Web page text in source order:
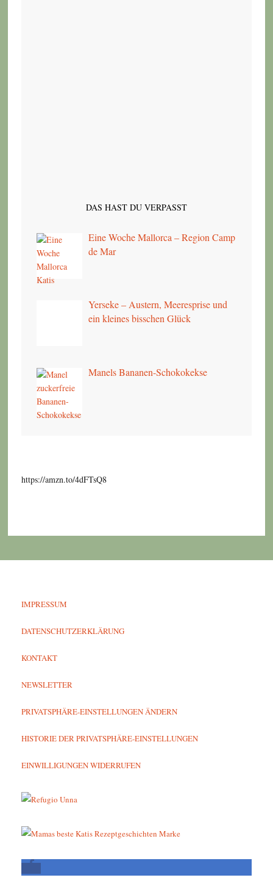
DAS HAST DU VERPASST
Eine Woche Mallorca – Region Camp
de Mar
Yerseke – Austern, Meeresprise und
ein kleines bisschen Glück
Manels Bananen-Schokokekse
https://amzn.to/4dFTsQ8
IMPRESSUM
DATENSCHUTZERKLÄRUNG
KONTAKT
NEWSLETTER
PRIVATSPHÄRE-EINSTELLUNGEN ÄNDERN
HISTORIE DER PRIVATSPHÄRE-EINSTELLUNGEN
EINWILLIGUNGEN WIDERRUFEN